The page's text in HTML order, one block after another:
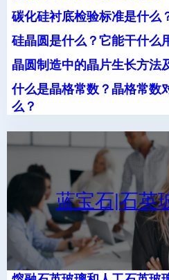
碳化硅衬底检验标准是什么
硅晶圆是什么？它能干什么
晶圆制造中的晶片生长方法
什么是晶格常数？晶格常数
么？
蓝宝石|石英